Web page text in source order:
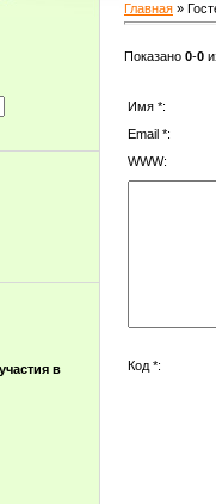
в
Главная »
Показано 0-0
Имя *:
Email *:
WWW:
Код *: